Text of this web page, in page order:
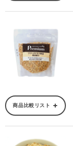
商品比較リスト